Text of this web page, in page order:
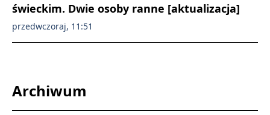
świeckim. Dwie osoby ranne [aktualizacja]
przedwczoraj, 11:51
Archiwum